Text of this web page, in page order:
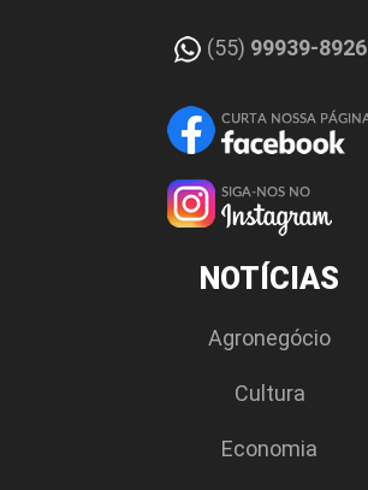
(55) 99939-8926
NOTÍCIAS
Agronegócio
Cultura
Economia